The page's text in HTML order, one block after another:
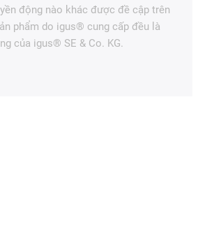
động nào khác được đề cập trên
phẩm do igus® cung cấp đều là
của igus® SE & Co. KG.